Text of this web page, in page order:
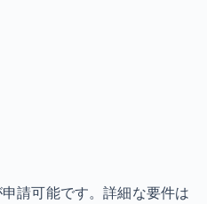
請可能です。詳細な要件は